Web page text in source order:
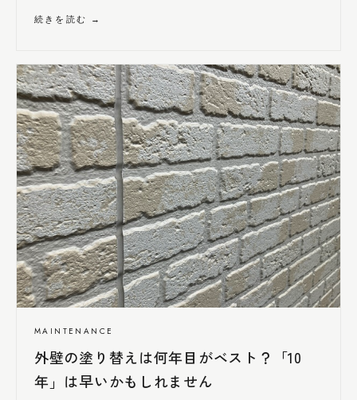
続きを読む →
MAINTENANCE
外壁の塗り替えは何年目がベスト？「10
年」は早いかもしれません